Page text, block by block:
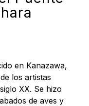
en Kanazawa,
los artistas
XX. Se hizo
de aves y